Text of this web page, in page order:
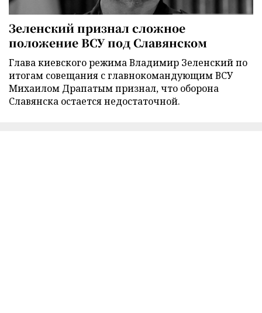
Зеленский признал сложное
положение ВСУ под Славянском
Глава киевского режима Владимир Зеленский по
итогам совещания с главнокомандующим ВСУ
Михаилом Драпатым признал, что оборона
Славянска остается недостаточной.